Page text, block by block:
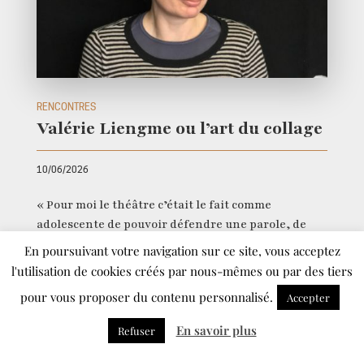
RENCONTRES
Valérie Liengme ou l’art du collage
10/06/2026
« Pour moi le théâtre c’était le fait comme
adolescente de pouvoir défendre une parole, de
faire ensemble, de se dire qu’on est une équipe,
plusieurs cerveaux qui réfléchissent ensemble. »
Entretien signé Benjamin Knobil
En poursuivant votre navigation sur ce site, vous acceptez
l'utilisation de cookies créés par nous-mêmes ou par des tiers
pour vous proposer du contenu personnalisé.
Accepter
Refuser En savoir plus